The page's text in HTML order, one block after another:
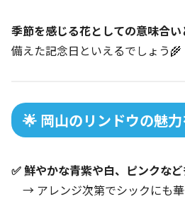
季節を感じる花としての意味合
備えた記念日といえるでしょう🌾
🌟 岡山のリンドウの魅力
✅ 鮮やかな青紫や白、ピンクな
→ アレンジ次第でシックにも華